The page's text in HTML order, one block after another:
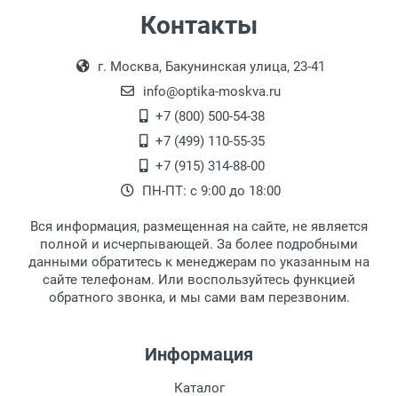
Самовывоз.
Оплата товара производится
наличными непосредственно на пункте
выдачи товара.
Перечисление средств на расчетный счет.
18:00, по субботам с 11:00 до 15:00, в
офисе по адресу: г. Москва,
Переведеновский переулок 17, корпус 1,
второй этаж, тел. +7 (499) 110-55-35.
После того, как заказ поступает в пункт
выдачи, наш менеджер связывается с
клиентом и оповещает о поступлении
Для получения товара при себе
обязательно иметь паспорт.
Заказ необходимо забрать в течение 3
рабочих дней с момента поступления на
дополнительных расходов за хранение
Контакты
г. Москва, Бакунинская улица, 23-41
info@optika-moskva.ru
+7 (800) 500-54-38
+7 (499) 110-55-35
+7 (915) 314-88-00
ПН-ПТ: с 9:00 до 18:00
Вся информация, размещенная на сайте, не является
полной и исчерпывающей. За более подробными
данными обратитесь к менеджерам по указанным на
сайте телефонам. Или воспользуйтесь функцией
обратного звонка, и мы сами вам перезвоним.
Информация
Каталог